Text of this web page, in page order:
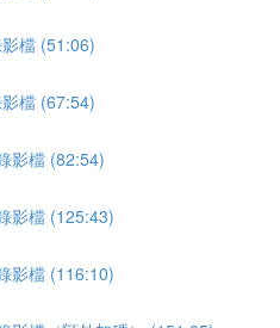
檔 (51:06)
檔 (67:54)
影檔 (82:54)
影檔 (125:43)
影檔 (116:10)